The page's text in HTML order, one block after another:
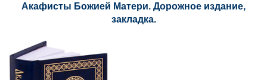
Акафисты Божией Матери. Дорожное издание,
закладка.